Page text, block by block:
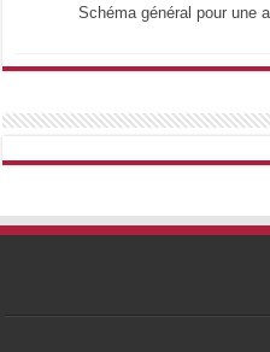
Schéma général pour une